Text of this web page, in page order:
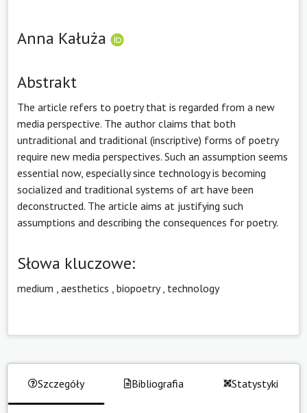
Anna Kałuża
Abstrakt
The article refers to poetry that is regarded from a new
media perspective. The author claims that both
untraditional and traditional (inscriptive) forms of poetry
require new media perspectives. Such an assumption seems
essential now, especially since technology is becoming
socialized and traditional systems of art have been
deconstructed. The article aims at justifying such
assumptions and describing the consequences for poetry.
Słowa kluczowe:
medium aesthetics biopoetry, technology
Szczegóły Bibliografia Statystyki